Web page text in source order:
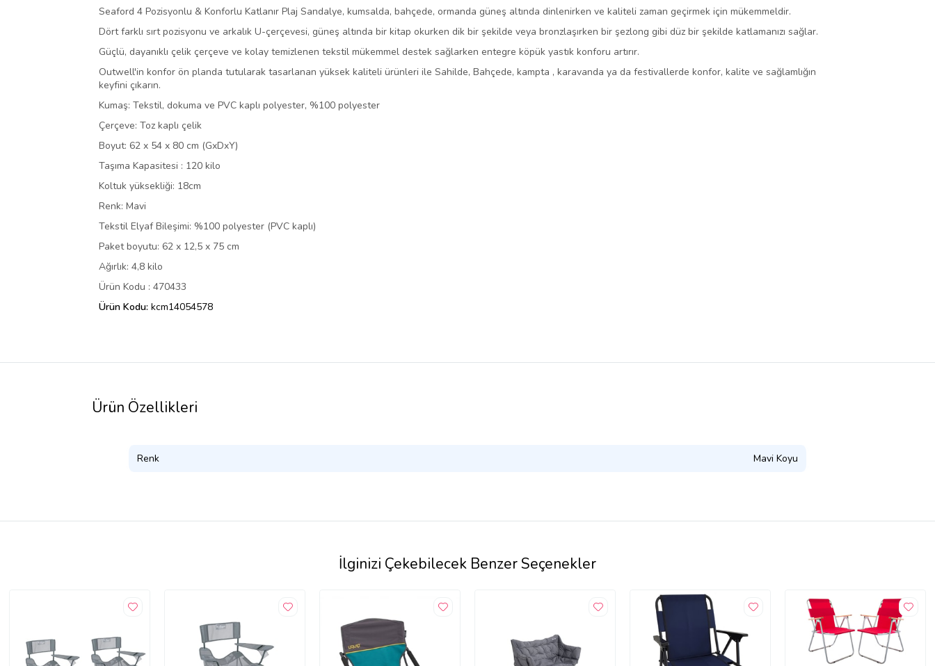
Seaford 4 Pozisyonlu & Konforlu Katlanır Plaj Sandalye, kumsalda, bahçede, ormanda güneş altında dinlenirken ve kaliteli zaman geçirmek için mükemmeldir.
Dört farklı sırt pozisyonu ve arkalık U-çerçevesi, güneş altında bir kitap okurken dik bir şekilde veya bronzlaşırken bir şezlong gibi düz bir şekilde katlamanızı sağlar.
Güçlü, dayanıklı çelik çerçeve ve kolay temizlenen tekstil mükemmel destek sağlarken entegre köpük yastık konforu artırır.
Outwell'in konfor ön planda tutularak tasarlanan yüksek kaliteli ürünleri ile Sahilde, Bahçede, kampta , karavanda ya da festivallerde konfor, kalite ve sağlamlığın
keyfini çıkarın.
Kumaş: Tekstil, dokuma ve PVC kaplı polyester, %100 polyester
Çerçeve: Toz kaplı çelik
Boyut: 62 x 54 x 80 cm (GxDxY)
Taşıma Kapasitesi : 120 kilo
Koltuk yüksekliği: 18cm
Renk: Mavi
Tekstil Elyaf Bileşimi: %100 polyester (PVC kaplı)
Paket boyutu: 62 x 12,5 x 75 cm
Ağırlık: 4,8 kilo
Ürün Kodu : 470433
Ürün Kodu: kcm14054578
Ürün Özellikleri
Renk Mavi Koyu
İlginizi Çekebilecek Benzer Seçenekler